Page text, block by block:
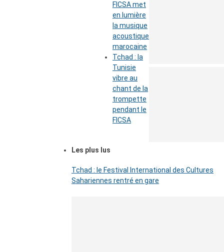
FICSA met
en lumière
la musique
acoustique
marocaine
Tchad : la
Tunisie
vibre au
chant de la
trompette
pendant le
FICSA
Les plus lus
Tchad : le Festival International des Cultures
Sahariennes rentré en gare